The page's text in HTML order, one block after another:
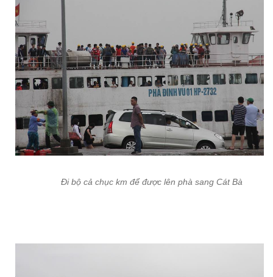
Đi bộ cả chục km để được lên phà sang Cát Bà